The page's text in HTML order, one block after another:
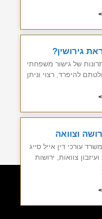
גירושין?
של גישור משפחתי
להיפרד, רצוי וניתן
וצוואה
עורכי דין אייל סייג
צוואות, ירושות